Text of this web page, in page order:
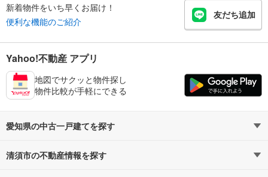
新着物件をいち早くお届け！
便利な機能のご紹介
友だち追加
Yahoo!不動産 アプリ
地図でサクッと物件探し
物件比較が手軽にできる
愛知県の中古一戸建てを探す
路線・駅から探す
清須市の不動産情報を探す